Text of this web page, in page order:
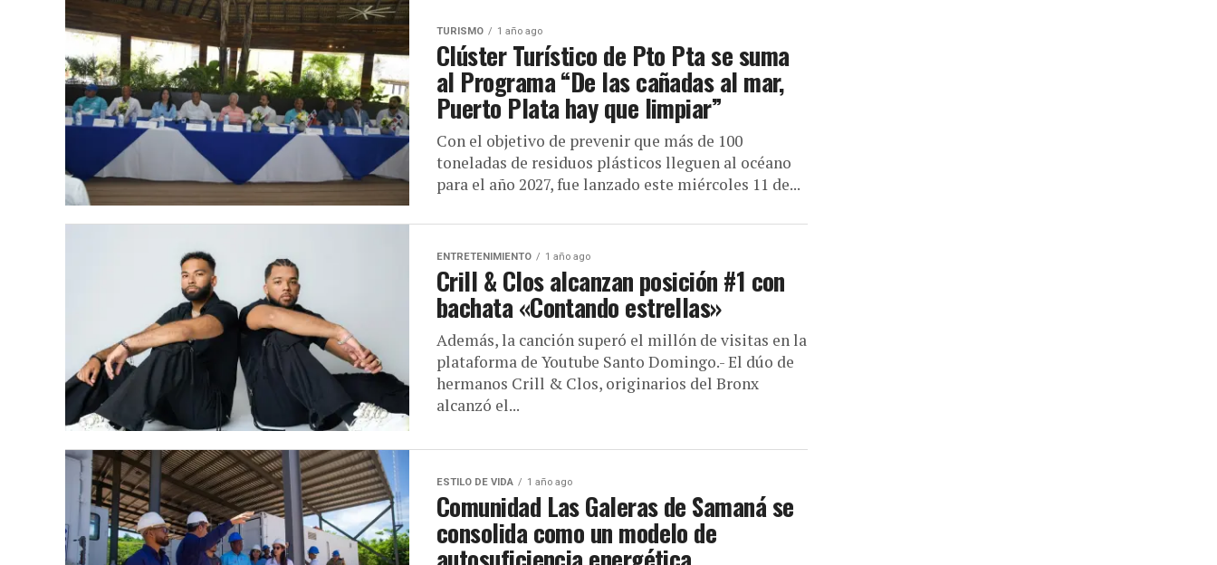
TURISMO 1 año ago
Clúster Turístico de Pto Pta se suma
al Programa “De las cañadas al mar,
Puerto Plata hay que limpiar”
Con el objetivo de prevenir que más de 100
toneladas de residuos plásticos lleguen al océano
para el año 2027, fue lanzado este miércoles 11 de...
ENTRETENIMIENTO 1 año ago
Crill & Clos alcanzan posición #1 con
bachata «Contando estrellas»
Además, la canción superó el millón de visitas en la
plataforma de Youtube Santo Domingo.- El dúo de
hermanos Crill & Clos, originarios del Bronx
alcanzó el...
ESTILO DE VIDA 1 año ago
Comunidad Las Galeras de Samaná se
consolida como un modelo de